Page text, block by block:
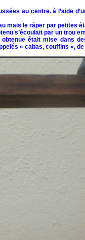
au centre. à l’aide
mais le râper par petites
s’écoulait par un trou
était mise dans
« cabas, couffins », de